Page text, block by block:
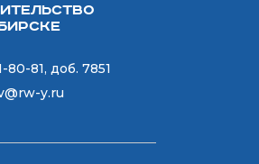
80-81, доб. 7851
y.ru